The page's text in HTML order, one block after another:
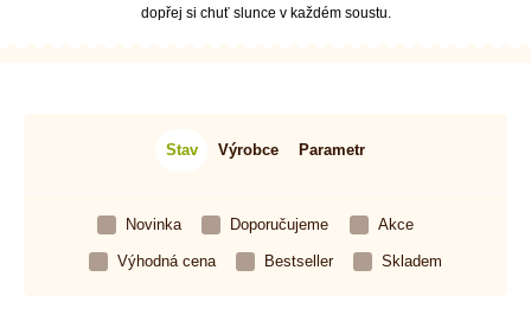
dopřej si chuť slunce v každém soustu.
Stav Výrobce Parametr
Novinka Doporučujeme Akce
Výhodná cena Bestseller Skladem